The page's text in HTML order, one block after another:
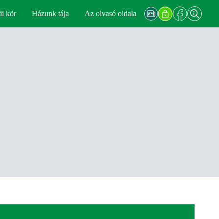
kör Házunk tája Az olvasó oldala